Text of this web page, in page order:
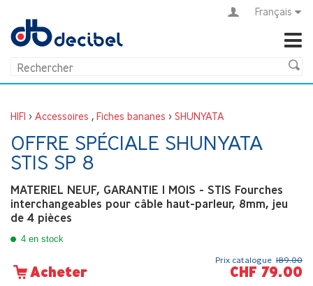
Français
HIFI > Accessoires , Fiches bananes > SHUNYATA
OFFRE SPÉCIALE SHUNYATA
STIS SP 8
MATERIEL NEUF, GARANTIE 1 MOIS - STIS Fourches
interchangeables pour câble haut-parleur, 8mm, jeu
de 4 pièces
4 en stock
Acheter
Prix catalogue 189.00
CHF 79.00